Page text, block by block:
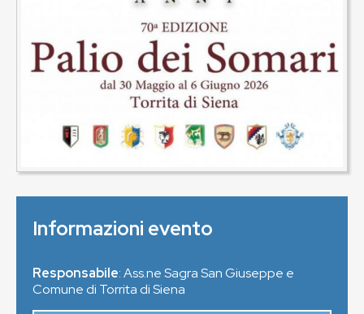
Informazioni evento
Responsabile: Ass.ne Sagra San Giuseppe e
Comune di Torrita di Siena